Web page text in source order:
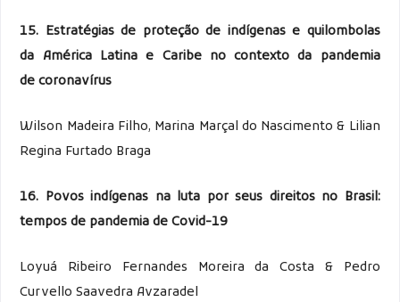
15. Estratégias de proteção de indígenas e quilombolas
da América Latina e Caribe no contexto da pandemia
decoronavírus
Wilson Madeira Filho, Marina Marçal do Nascimento & Lilian
Regina Furtado Braga
16. Povos indígenas na luta por seus direitos no Brasil:
tempos de pandemia de Covid-19
Loyuá Ribeiro Fernandes Moreira da Costa & Pedro
Curvello Saavedra Avzaradel